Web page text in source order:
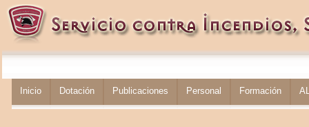
Inicio Dotación Publicaciones Personal Formación